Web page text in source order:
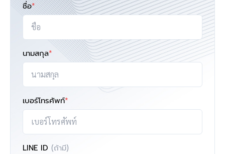
ชื่อ*
นามสกุล*
เบอร์โทรศัพท์*
LINE ID (ถ้ามี)